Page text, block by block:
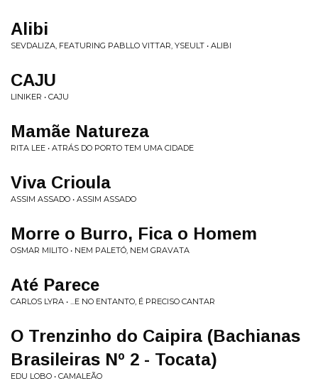
Alibi
SEVDALIZA, FEATURING PABLLO VITTAR, YSEULT • ALIBI
CAJU
LINIKER • CAJU
Mamãe Natureza
RITA LEE • ATRÁS DO PORTO TEM UMA CIDADE
Viva Crioula
ASSIM ASSADO • ASSIM ASSADO
Morre o Burro, Fica o Homem
OSMAR MILITO • NEM PALETÓ, NEM GRAVATA
Até Parece
CARLOS LYRA • ...E NO ENTANTO, É PRECISO CANTAR
O Trenzinho do Caipira (Bachianas
Brasileiras Nº 2 - Tocata)
EDU LOBO • CAMALEÃO